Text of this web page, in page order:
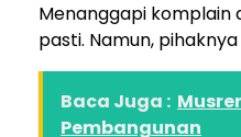
Menanggapi komplain
pasti. Namun,
Baca Juga :
Pembangunan